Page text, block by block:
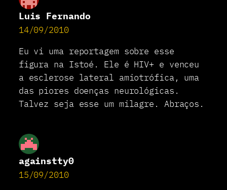
Luis Fernando
14/09/2010
Eu vi uma reportagem sobre esse
figura na Istoé. Ele é HIV+ e venceu
a esclerose lateral amiotrófica, uma
das piores doenças neurológicas.
Talvez seja esse um milagre. Abraços.
againstty0
15/09/2010